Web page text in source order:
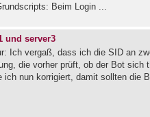
Beim Login ...
und server3
Ich vergaß, dass ich die SID an
die vorher prüft, ob der Bot
ich nun korrigiert, damit sollten die